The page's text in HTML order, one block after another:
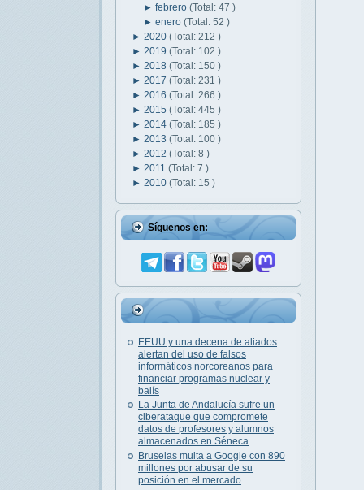
►febrero(Total: 47 )
►enero(Total: 52 )
► 2020 (Total: 212 )
► 2019 (Total: 102 )
► 2018 (Total: 150 )
► 2017 (Total: 231 )
► 2016 (Total: 266 )
► 2015 (Total: 445 )
► 2014 (Total: 185 )
► 2013 (Total: 100 )
► 2012 (Total: 8 )
► 2011 (Total: 7 )
► 2010 (Total: 15 )
Síguenos en:
EEUU y una decena de aliados
alertan del uso de falsos
informáticos norcoreanos para
financiar programas nuclear y
balís
La Junta de Andalucía sufre un
ciberataque que compromete
datos de profesores y alumnos
almacenados en Séneca
Bruselas multa a Google con 890
millones por abusar de su
posición en el mercado